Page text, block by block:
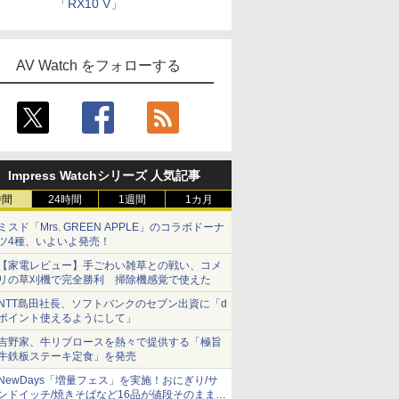
「RX10 V」
AV Watch をフォローする
Impress Watchシリーズ 人気記事
24時間 1週間 1カ月
スド「Mrs. GREEN APPLE」のコラボドーナ
4種、いよいよ発売！
家電レビュー】手ごわい雑草との戦い、コメ
の草刈機で完全勝利 掃除機感覚で使えた
島田社長、ソフトバンクのセブン出資に「d
イント使えるようにして」
野家、牛リブロースを熱々で提供する「極旨
鉄板ステーキ定食」を発売
「増量フェス」を実施！おにぎり/サ
ドイッチ/焼きそばなど16品が値段そのままで